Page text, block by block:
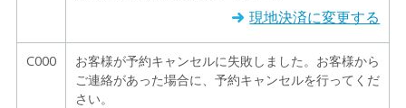
現地決済に変更する
C000
お客様が予約キャンセルに失敗しました。お客様から
ご連絡があった場合に、予約キャンセルを行ってくだ
さい。